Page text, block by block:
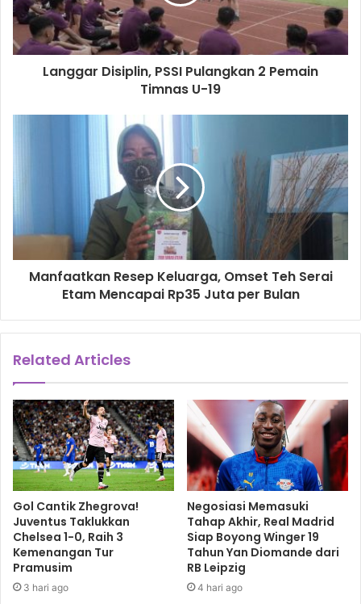
Langgar Disiplin, PSSI Pulangkan 2 Pemain
Timnas U-19
Manfaatkan Resep Keluarga, Omset Teh Serai
Etam Mencapai Rp35 Juta per Bulan
Related Articles
Gol Cantik Zhegrova!
Juventus Taklukkan
Chelsea 1-0, Raih 3
Kemenangan Tur
Pramusim
3 hari ago
Negosiasi Memasuki
Tahap Akhir, Real Madrid
Siap Boyong Winger 19
Tahun Yan Diomande dari
RB Leipzig
4 hari ago